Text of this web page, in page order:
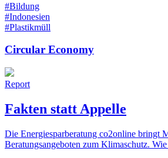
#Bildung
#Indonesien
#Plastikmüll
Circular Economy
Report
Fakten statt Appelle
Die Energiesparberatung co2online bringt
Beratungsangeboten zum Klimaschutz.